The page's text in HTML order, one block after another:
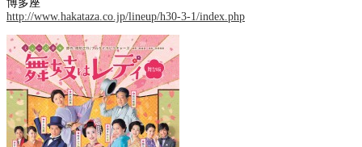
博多座
http://www.hakataza.co.jp/lineup/h30-3-1/index.php